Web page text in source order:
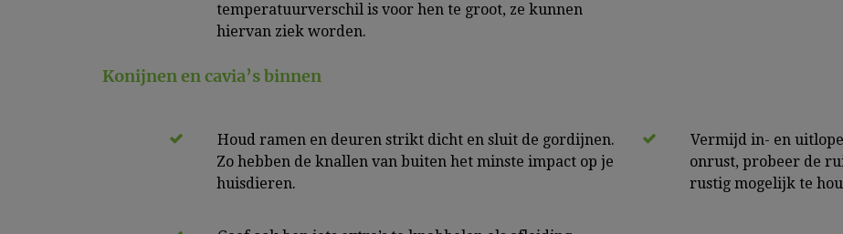
temperatuurverschil is voor hen te groot, ze kunnen
hiervan ziek worden.
Konijnen en cavia’s binnen
Houd ramen en deuren strikt dicht en sluit de gordijnen.
Zo hebben de knallen van buiten het minste impact op je
huisdieren.
Vermijd in- en
onrust, probeer de
rustig mogelijk te